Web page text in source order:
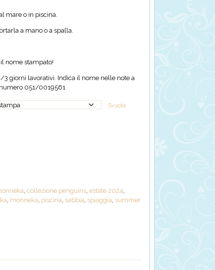
mare o in piscina.
a mano o a spalla.
nome stampato!
3 giorni lavorativi. Indica il nome nelle note a
051/0019561
Svuota
collezione penguins, estate 2024
monneka piscina sabbia spiaggia summer